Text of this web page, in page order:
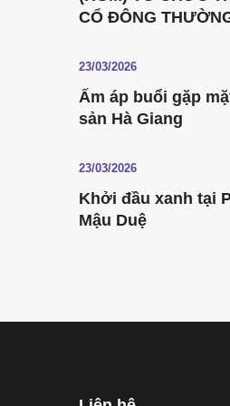
CỔ ĐÔNG
23/03/2026
Ấm áp buổi gặp
sản Hà Giang
23/03/2026
Khởi đầu xanh tại
Mậu Duệ